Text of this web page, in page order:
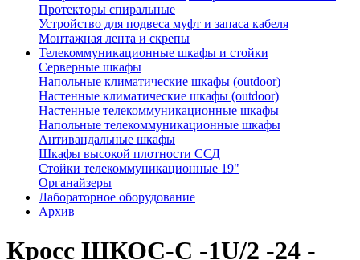
Протекторы спиральные
Устройство для подвеса муфт и запаса кабеля
Монтажная лента и скрепы
Телекоммуникационные шкафы и стойки
Серверные шкафы
Напольные климатические шкафы (outdoor)
Настенные климатические шкафы (outdoor)
Настенные телекоммуникационные шкафы
Напольные телекоммуникационные шкафы
Антивандальные шкафы
Шкафы высокой плотности ССД
Стойки телекоммуникационные 19"
Органайзеры
Лабораторное оборудование
Архив
Кросс ШКОС-С -1U/2 -24 -